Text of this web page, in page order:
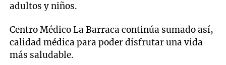
adultos y niños.
Centro Médico La Barraca continúa sumado así,
calidad médica para poder disfrutar una vida
más saludable.